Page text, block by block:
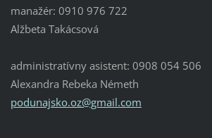
manažér: 0910 976 722
Alžbeta Takácsová
administratívny asistent: 0908 054 506
Alexandra Rebeka Németh
podunajsko.oz@gmail.com